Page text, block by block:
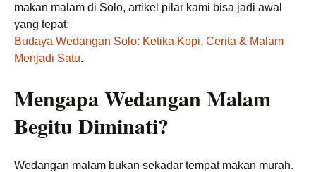
makan malam di Solo, artikel pilar kami bisa jadi awal
yang tepat:
Budaya Wedangan Solo: Ketika Kopi, Cerita & Malam
Menjadi Satu.
Mengapa Wedangan Malam
Begitu Diminati?
Wedangan malam bukan sekadar tempat makan murah.